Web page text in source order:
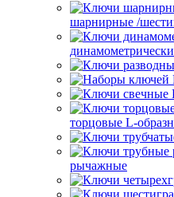
шарнирные /
торцовые L-
рычажные